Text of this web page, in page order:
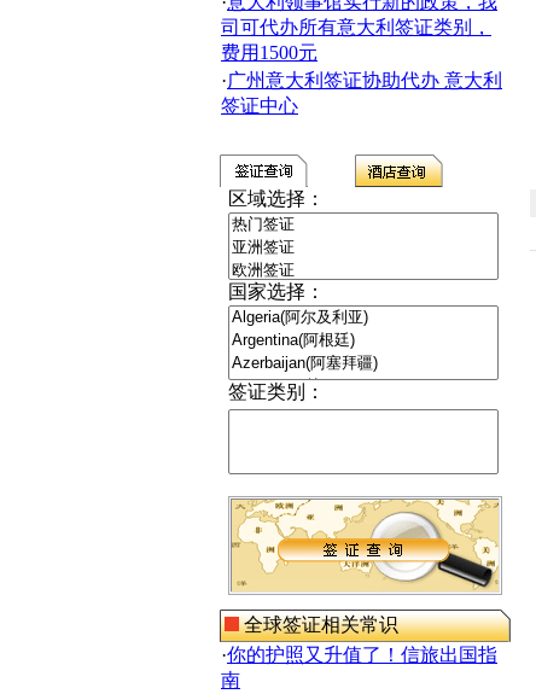
司可代办所有意大利签证类别，
费用1500元
·广州意大利签证协助代办 意大利
签证中心
区域选择：
国家选择：
签证类别：
全球签证相关常识
·你的护照又升值了！信旅出国指
南